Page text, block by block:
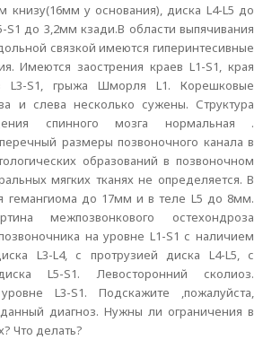
у основания), диска L4-L5 до
S1 до 3,2мм кзади.В области выпячивания
связкой имеются гиперинтесивные
Имеются заострения краев L1-S1, края
L3-S1, грыжа Шморля L1. Корешковые
и слева несколько сужены. Структура
спинного мозга нормальная .
размеры позвоночного канала в
образований в позвоночном
мягких тканях не определяется. В
гемангиома до 17мм и в теле L5 до 8мм.
межпозвонкового остехондроза
на уровне L1-S1 с наличием
L3-L4, с протрузией диска L4-L5, с
L5-S1. Левосторонний сколиоз.
L3-S1. Подскажите ,пожалуйста,
диагноз. Нужны ли ограничения в
Что делать?